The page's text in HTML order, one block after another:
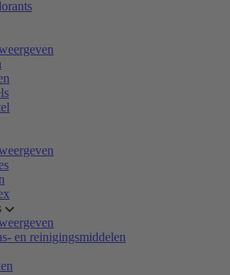
en reinigingsmiddelen